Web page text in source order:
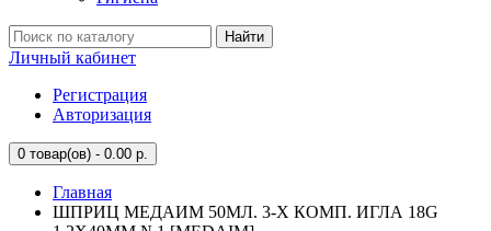
Найти
Личный кабинет
Регистрация
Авторизация
0 товар(ов) - 0.00 р.
Главная
ШПРИЦ МЕДАИМ 50МЛ. 3-Х КОМП. ИГЛА 18G